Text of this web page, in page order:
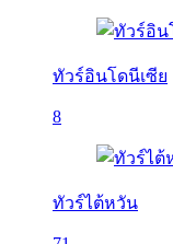
ทัวร์อินโดนีเซีย
8
ทัวร์ไต้หวัน